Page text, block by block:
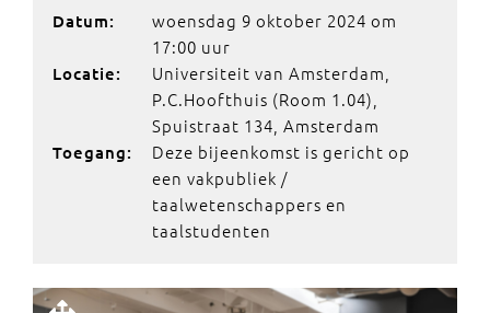
Datum:
woensdag 9 oktober 2024 om
17:00 uur
Locatie:
Universiteit van Amsterdam,
P.C.Hoofthuis (Room 1.04),
Spuistraat 134, Amsterdam
Toegang:
Deze bijeenkomst is gericht op
een vakpubliek /
taalwetenschappers en
taalstudenten